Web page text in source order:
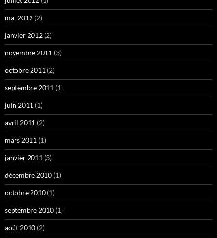
mai 2012 (2)
janvier 2012 (2)
novembre 2011 (3)
octobre 2011 (2)
septembre 2011 (1)
juin 2011 (1)
avril 2011 (2)
mars 2011 (1)
janvier 2011 (3)
décembre 2010 (1)
octobre 2010 (1)
septembre 2010 (1)
août 2010 (2)